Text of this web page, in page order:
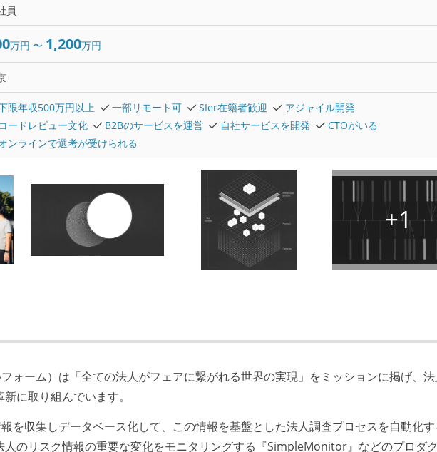
員
万円 〜 1,200万円
限年収500万円以上 一部リモート可 SIer在籍者歓迎
アジャイル開発
コードレビュー文化
B2Bのサービスを運営 自社サービスを開発
CTOがいる
ンラインで選考が受けられる
ォーム）は「全ての法人がフェアに繋がれる世界の実現」をミッションに掲げ、
に取り組んでいます。
を収集しデータベース化して、この情報を基盤とした法人調査プロセスを自動化
人のリスク情報の重要な変化をモニタリングする『SimpleMonitor』などのプロダ